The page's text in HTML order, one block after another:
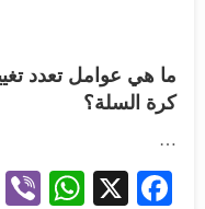
ما هي عوامل تعدد
كرة السلة؟
…
Facebook
X